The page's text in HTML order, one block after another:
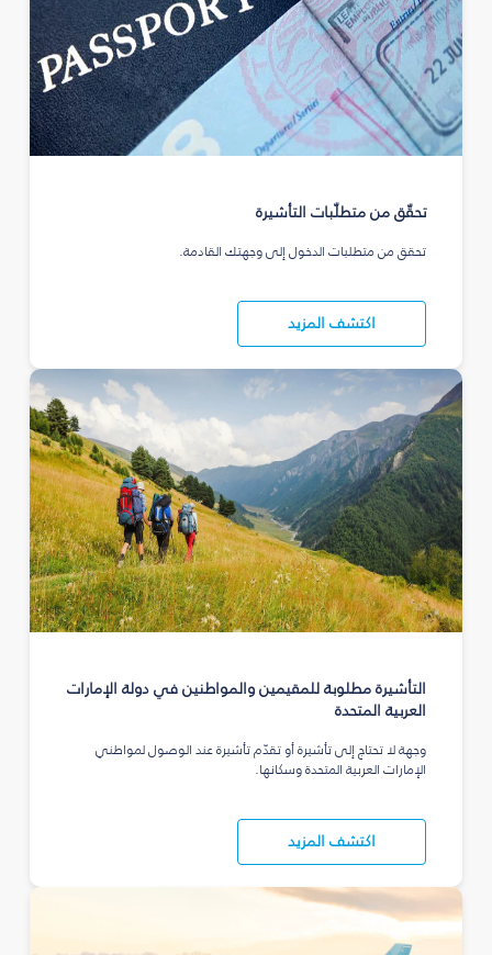
تحقّق من متطلّبات التأشيرة
تحقق من متطلبات الدخول إلى وجهتك القادمة.
اكتشف المزيد
التأشيرة مطلوبة للمقيمين والمواطنين في دولة الإمارات
العربية المتحدة
وجهة لا تحتاج إلى تأشيرة أو تقدّم تأشيرة عند الوصول لمواطني
الإمارات العربية المتحدة وسكانها.
اكتشف المزيد